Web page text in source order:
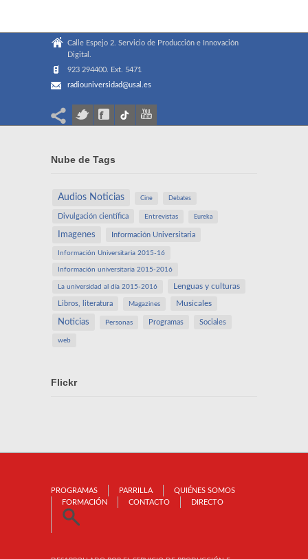
Calle Espejo 2. Servicio de Producción e Innovación
Digital.
923 294400. Ext. 5471
radiouniversidad@usal.es
Nube de Tags
Audios Noticias Cine Debates
Divulgación científica Entrevistas Eureka
Imagenes Información Universitaria
Información Universitaria 2015-16
Información universitaria 2015-2016
La universidad al día 2015-2016 Lenguas y culturas
Libros, literatura Magazines Musicales
Noticias Personas Programas Sociales
web
Flickr
PROGRAMAS PARRILLA
QUIÉNES SOMOS
FORMACIÓN
CONTACTO DIRECTO